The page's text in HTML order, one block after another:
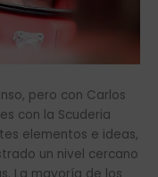
pero con Carlos
con la Scuderia
elementos e ideas,
un nivel cercano